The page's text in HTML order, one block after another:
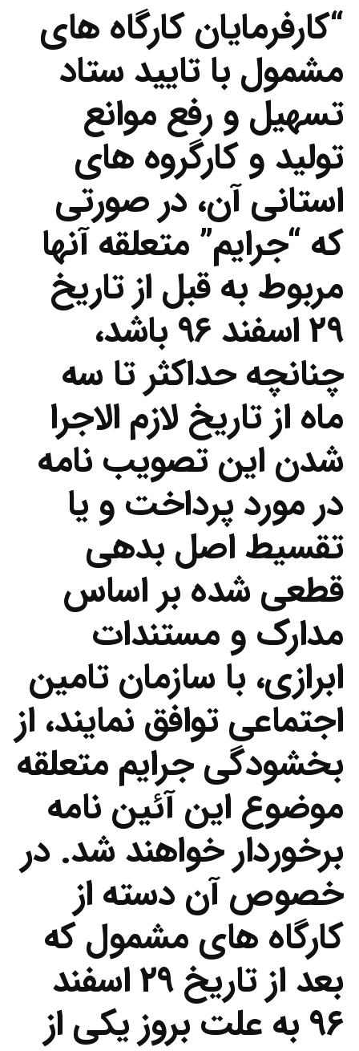
“کارفرمایان کارگاه های
مشمول با تایید ستاد
تسهیل و رفع موانع
تولید و کارگروه های
استانی آن، در صورتی
که “جرایم” متعلقه آنها
مربوط به قبل از تاریخ
۲۹ اسفند ۹۶ باشد،
چنانچه حداکثر تا سه
ماه از تاریخ لازم الاجرا
شدن این تصویب نامه
در مورد پرداخت و یا
تقسیط اصل بدهی
قطعی شده بر اساس
مدارک و مستندات
ابرازی، با سازمان تامین
اجتماعی توافق نمایند، از
بخشودگی جرایم متعلقه
موضوع این آئین نامه
برخوردار خواهند شد. در
خصوص آن دسته از
کارگاه های مشمول که
بعد از تاریخ ۲۹ اسفند
۹۶ به علت بروز یکی از